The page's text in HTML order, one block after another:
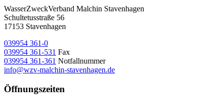
WasserZweckVerband­ Malchin Stavenhagen
Schultetusstraße 56
17153 Stavenhagen
039954 361-0
039954 361-531 Fax
039954 361-361 Notfallnummer
info@wzv-malchin-stavenhagen.de
Öffnungszeiten